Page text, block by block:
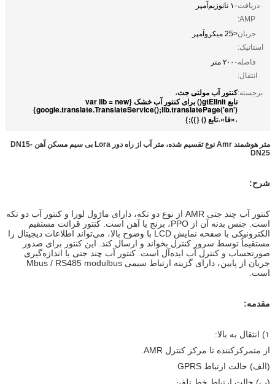
دریافت
AMP:
۱۰ نانوزیم‌آمپر
جریان
استاتیک:
<25 میکروآمپر
فاصله
انتقال:
۲۰۰۰ متر
برجسته:کنتور آب مولتی جت،
تابع gtElInit() برای کنتور آب خشک {var lib = new
google.translate.TranslateService();lib.translatePage('en')}
،«فا»،تابع () {});}
متر هوشمند Amr نوع تقسیم شده، متر آب از راه دور Lora بی سیم مسکن آهن DN15-
DN25
شرح:
کنتور آب چند جتی AMR از نوع دو تکه، دارای ماژول لورا و کنتور آب دو تکه
است. جنس بدنه آن از PPO، برنج یا آهن است. کنتور قرائت مستقیم
الکترونیکی با صفحه نمایش LCD با وضوح بالا، می‌تواند اطلاعات دیجیتال را
مستقیماً توسط سرور کنترل بخواند و ارسال کند. این کنتور برای صدور
صورتحساب و کنترل آب ایده‌آل است. کنتور آب چند جتی با اندازه‌گیری
جریان از پایین، دارای گزینه ارتباط سیمی Mbus / RS485 modulbus
است.
مقدمه:
۱) انتقال به بالا:
از متمرکزکننده تا مرکز کنترل AMR.
(الف) حالت ارتباط GPRS